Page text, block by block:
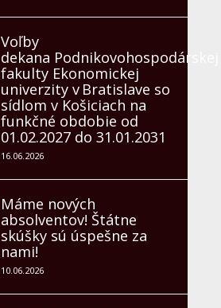
Voľby
dekana Podnikovohospodárskej
fakulty Ekonomickej
univerzity v Bratislave so
sídlom v Košiciach na
funkčné obdobie od
01.02.2027 do 31.01.2031
16.06.2026
Máme nových
absolventov! Štátne
skúšky sú úspešne za
nami!
10.06.2026